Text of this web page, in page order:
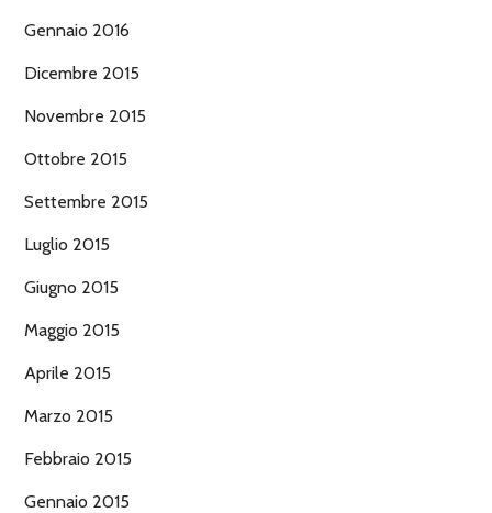
Gennaio 2016
Dicembre 2015
Novembre 2015
Ottobre 2015
Settembre 2015
Luglio 2015
Giugno 2015
Maggio 2015
Aprile 2015
Marzo 2015
Febbraio 2015
Gennaio 2015